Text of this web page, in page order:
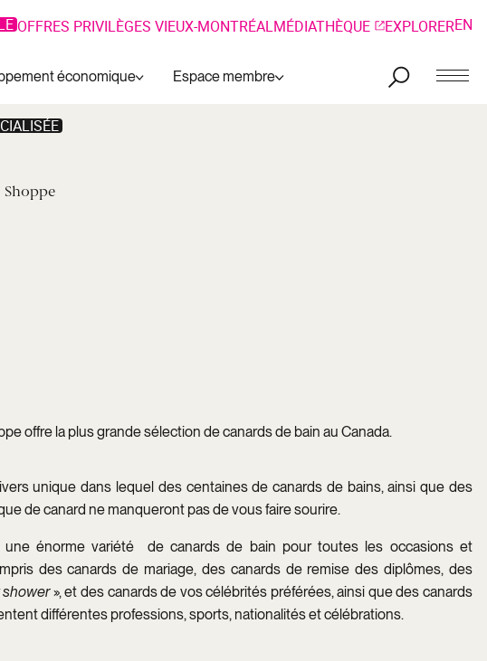
OFFRES PRIVILÈGES VIEUX-MONTRÉAL MÉDIATHÈQUE EXPLOREREN
économique Espace membre
Shoppe
offre la plus grande sélection de canards de bain au Canada.
unique dans lequel des centaines de canards de bains, ainsi que des
de canard ne manqueront pas de vous faire sourire.
une énorme variété de canards de bain pour toutes les occasions et
des canards de mariage, des canards de remise des diplômes, des
shower», et des canards de vos célébrités préférées, ainsi que des canards
différentes professions, sports, nationalités et célébrations.